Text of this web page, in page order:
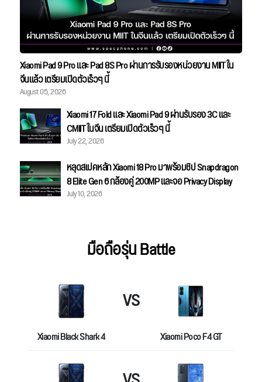
Xiaomi Pad 9 Pro และ Pad 8S Pro ผ่านการรับรองหน่วยงาน MIIT ใน
จีนแล้ว เตรียมเปิดตัวเร็วๆ นี้
August 05, 2026
Xiaomi 17 Fold และ Xiaomi Pad 9 ผ่านรับรอง 3C และ
CMIIT ในจีน เตรียมเปิดตัวเร็วๆ นี้
July 22, 2026
หลุดสเปคหลัก Xiaomi 18 Pro มาพร้อมชิป Snapdragon
8 Elite Gen 6 กล้องคู่ 200MP และจอ Privacy Display
July 10, 2026
มือถือรุ่น Battle
Xiaomi Black Shark 4
VS
Xiaomi Poco F4 GT